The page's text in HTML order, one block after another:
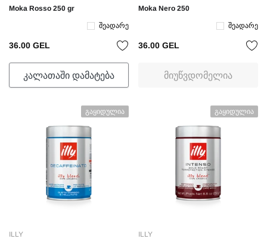
Moka Rosso 250 gr
Შეადარე
36.00 GEL
ᲙᲐᲚᲐᲗᲐᲨᲘ ᲓᲐᲛᲐᲢᲔᲑᲐ
Moka Nero 250
Შეადარე
36.00 GEL
ᲛᲘᲣᲬᲕᲓᲝᲛᲔᲚᲘᲐ
Გაყიდულია
ILLY
Გაყიდულია
ILLY